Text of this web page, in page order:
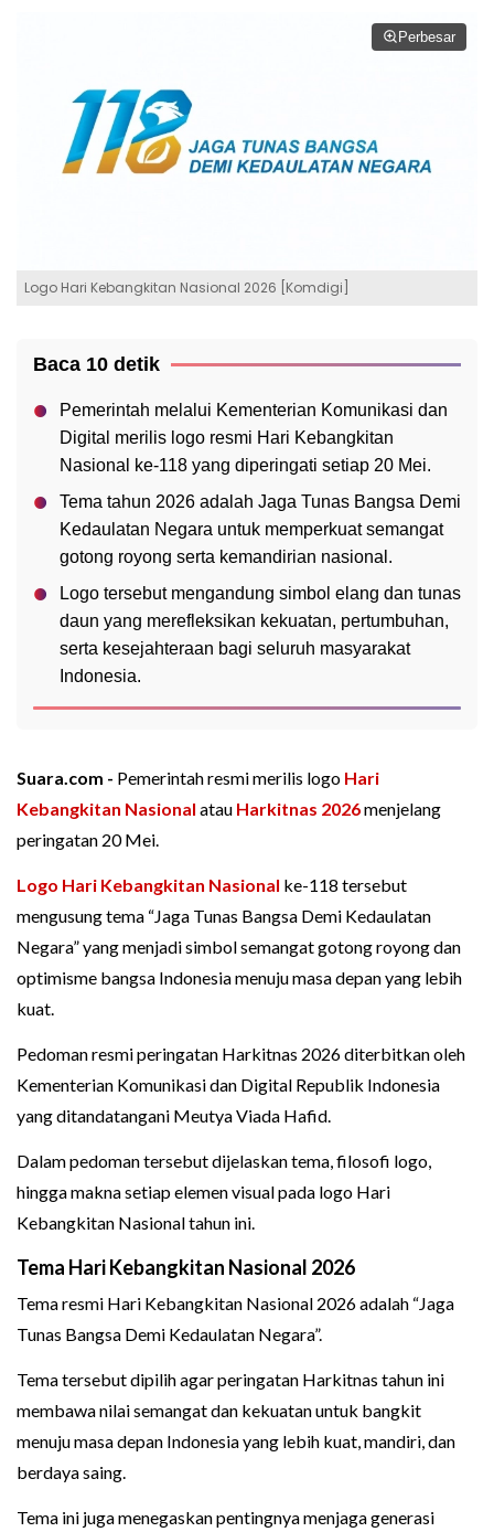
Perbesar
Logo Hari Kebangkitan Nasional 2026 [Komdigi]
Baca 10 detik
Pemerintah melalui Kementerian Komunikasi dan
Digital merilis logo resmi Hari Kebangkitan
Nasional ke-118 yang diperingati setiap 20 Mei.
Tema tahun 2026 adalah Jaga Tunas Bangsa Demi
Kedaulatan Negara untuk memperkuat semangat
gotong royong serta kemandirian nasional.
Logo tersebut mengandung simbol elang dan tunas
daun yang merefleksikan kekuatan, pertumbuhan,
serta kesejahteraan bagi seluruh masyarakat
Indonesia.
Suara.com - Pemerintah resmi merilis logo Hari
Kebangkitan Nasional atau Harkitnas 2026menjelang
peringatan 20 Mei.
Logo Hari Kebangkitan Nasional ke-118 tersebut
mengusung tema “Jaga Tunas Bangsa Demi Kedaulatan
Negara” yang menjadi simbol semangat gotong royong dan
optimisme bangsa Indonesia menuju masa depan yang lebih
kuat.
Pedoman resmi peringatan Harkitnas 2026 diterbitkan oleh
Kementerian Komunikasi dan Digital Republik Indonesia
yang ditandatangani Meutya Viada Hafid.
Dalam pedoman tersebut dijelaskan tema, filosofi logo,
hingga makna setiap elemen visual pada logo Hari
Kebangkitan Nasional tahun ini.
Tema Hari Kebangkitan Nasional 2026
Tema resmi Hari Kebangkitan Nasional 2026 adalah “Jaga
Tunas Bangsa Demi Kedaulatan Negara”.
Tema tersebut dipilih agar peringatan Harkitnas tahun ini
membawa nilai semangat dan kekuatan untuk bangkit
menuju masa depan Indonesia yang lebih kuat, mandiri, dan
berdaya saing.
Tema ini juga menegaskan pentingnya menjaga generasi